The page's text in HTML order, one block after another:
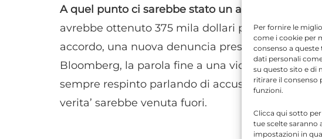
Per fornire le
come i cookie per
consenso a
dati personali
su questo sito e di
ritirare il consenso
funzioni.
Clicca qui sotto
tue scelte saranno
impostazioni in
A quel punto ci sarebbe stato un accordo
con i
avrebbe ottenuto 375 mila dollari per ritirare le
accordo, una nuova denuncia presentata a fine
Bloomberg, la parola fine a una vicenda che il
sempre respinto parlando di accuse false e
verita’ sarebbe venuta fuori.